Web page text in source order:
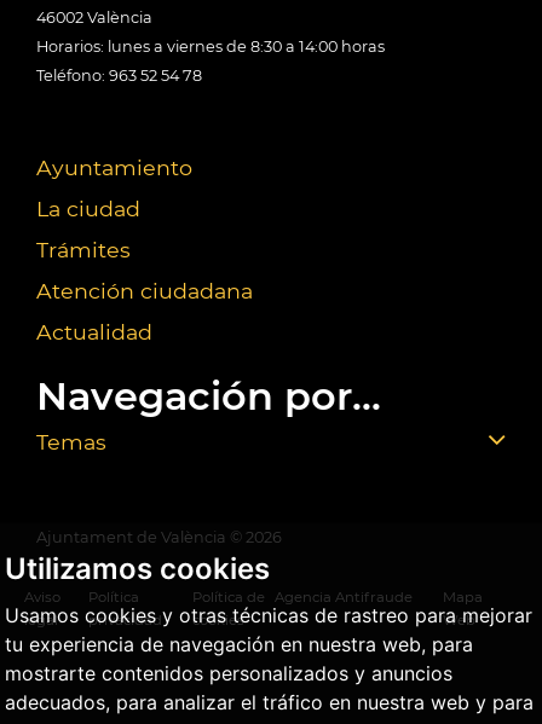
Utilizamos cookies
Usamos cookies y otras técnicas de rastreo para mejorar
tu experiencia de navegación en nuestra web, para
mostrarte contenidos personalizados y anuncios
adecuados, para analizar el tráfico en nuestra web y para
46002 València
Horarios: lunes a viernes de 8:30 a 14:00 horas
Teléfono: 963 52 54 78
Ayuntamiento
La ciudad
Trámites
Atención ciudadana
Actualidad
Navegación por...
Temas
Ajuntament de València © 2026
Aviso
legal
Política
privacidad
Política de
cookies
Agencia Antifraude
Mapa
Web